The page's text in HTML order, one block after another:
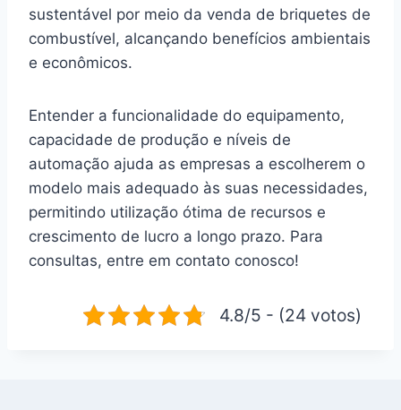
sustentável por meio da venda de briquetes de
combustível, alcançando benefícios ambientais
e econômicos.
Entender a funcionalidade do equipamento,
capacidade de produção e níveis de
automação ajuda as empresas a escolherem o
modelo mais adequado às suas necessidades,
permitindo utilização ótima de recursos e
crescimento de lucro a longo prazo. Para
consultas, entre em contato conosco!
4.8/5 - (24 votos)